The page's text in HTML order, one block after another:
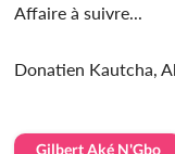
Affaire à suivre...
Donatien Kautcha,
Gilbert Aké N'Gbo